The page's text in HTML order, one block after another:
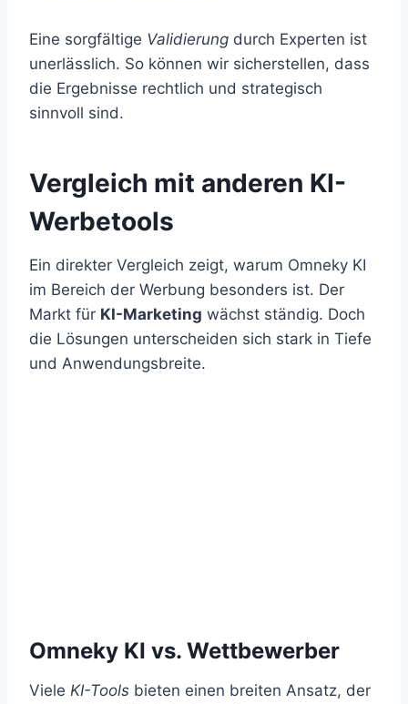
Eine sorgfältige Validierung durch Experten ist
unerlässlich. So können wir sicherstellen, dass
die Ergebnisse rechtlich und strategisch
sinnvoll sind.
Vergleich mit anderen KI-
Werbetools
Ein direkter Vergleich zeigt, warum Omneky KI
im Bereich der Werbung besonders ist. Der
Markt für KI-Marketing wächst ständig. Doch
die Lösungen unterscheiden sich stark in Tiefe
und Anwendungsbreite.
Omneky KI vs. Wettbewerber
Viele KI-Tools bieten einen breiten Ansatz, der